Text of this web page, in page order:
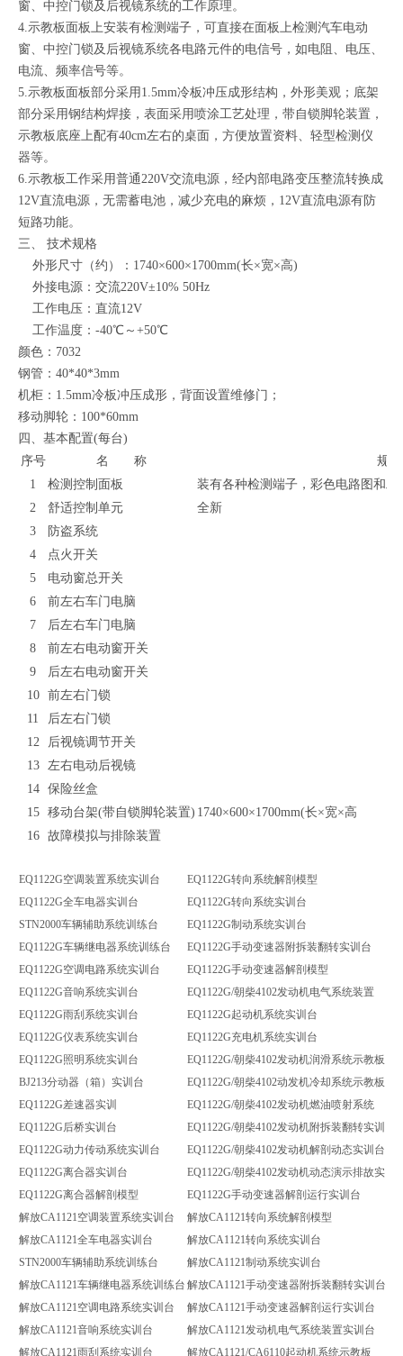
窗、中控门锁及后视镜系统的工作原理。
4.示教板面板上安装有检测端子，可直接在面板上检测汽车电动
窗、中控门锁及后视镜系统各电路元件的电信号，如电阻、电压、
电流、频率信号等。
5.示教板面板部分采用1.5mm冷板冲压成形结构，外形美观；底架
部分采用钢结构焊接，表面采用喷涂工艺处理，带自锁脚轮装置，
示教板底座上配有40cm左右的桌面，方便放置资料、轻型检测仪
器等。
6.示教板工作采用普通220V交流电源，经内部电路变压整流转换成
12V直流电源，无需蓄电池，减少充电的麻烦，12V直流电源有防
短路功能。
三、
技术规格
外形尺寸（约）：1740×600×1700mm(长×宽×高)
外接电源：交流220V±10% 50Hz
工作电压：直流12V
工作温度：-40℃～+50℃
颜色：7032
钢管：40*40*3mm
机柜：1.5mm冷板冲压成形，背面设置维修门；
移动脚轮：100*60mm
四、基本配置(每台)
序号
名 称
规
1
检测控制面板
装有各种检测端子，彩色电路图和
2
舒适控制单元
全新
3
防盗系统
4
点火开关
5
电动窗总开关
6
前左右车门电脑
7
后左右车门电脑
8
前左右电动窗开关
9
后左右电动窗开关
10
前左右门锁
11
后左右门锁
12
后视镜调节开关
13
左右电动后视镜
14
保险丝盒
15
移动台架(带自锁脚轮装置) 1740×600×1700mm(长×宽×高
16
故障模拟与排除装置
EQ1122G空调装置系统实训台
EQ1122G转向系统解剖模型
EQ1122G全车电器实训台
EQ1122G转向系统实训台
STN2000车辆辅助系统训练台
EQ1122G制动系统实训台
EQ1122G车辆继电器系统训练台
EQ1122G手动变速器附拆装翻转实训台
EQ1122G空调电路系统实训台
EQ1122G手动变速器解剖模型
EQ1122G音响系统实训台
EQ1122G/朝柴4102发动机电气系统装置
EQ1122G雨刮系统实训台
EQ1122G起动机系统实训台
EQ1122G仪表系统实训台
EQ1122G充电机系统实训台
EQ1122G照明系统实训台
EQ1122G/朝柴4102发动机润滑系统示教板
BJ213分动器（箱）实训台
EQ1122G/朝柴4102动发机冷却系统示教板
EQ1122G差速器实训
EQ1122G/朝柴4102发动机燃油喷射系统
EQ1122G后桥实训台
EQ1122G/朝柴4102发动机附拆装翻转实训台
EQ1122G动力传动系统实训台
EQ1122G/朝柴4102发动机解剖动态实训台
EQ1122G离合器实训台
EQ1122G/朝柴4102发动机动态演示排故实训
EQ1122G离合器解剖模型
EQ1122G手动变速器解剖运行实训台
解放CA1121空调装置系统实训台
解放CA1121转向系统解剖模型
解放CA1121全车电器实训台
解放CA1121转向系统实训台
STN2000车辆辅助系统训练台
解放CA1121制动系统实训台
解放CA1121车辆继电器系统训练台 解放CA1121手动变速器附拆装翻转实训台
解放CA1121空调电路系统实训台
解放CA1121手动变速器解剖运行实训台
解放CA1121音响系统实训台
解放CA1121发动机电气系统装置实训台
解放CA1121雨刮系统实训台
解放CA1121/CA6110起动机系统示教板